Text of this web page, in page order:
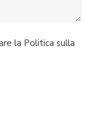
la Politica sulla